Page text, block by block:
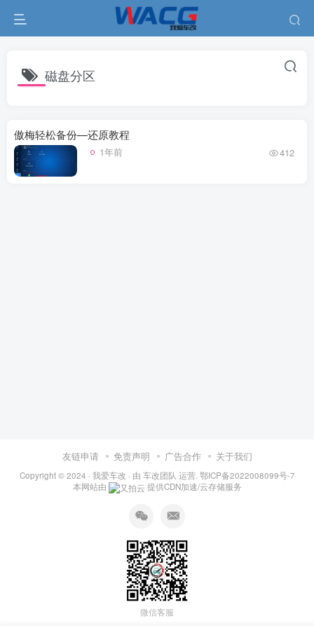
磁盘分区
傲梅轻松备份—还原教程
1年前 412
友链申请 免责声明 广告合作 关于我们
Copyright © 2024 · 我爱车改 · 由 车改团队 运营. 鄂ICP备2022008099号-7
本网站由
提供CDN加速/云存储服务
微信客服